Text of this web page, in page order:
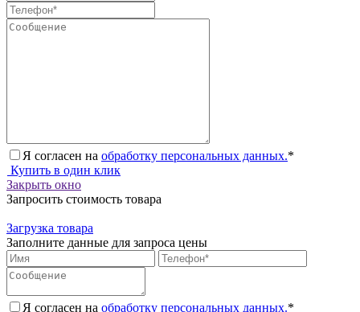
Я согласен на обработку персональных данных.*
Купить в один клик
Закрыть окно
Запросить стоимость товара
Загрузка товара
Заполните данные для запроса цены
Я согласен на обработку персональных данных.*